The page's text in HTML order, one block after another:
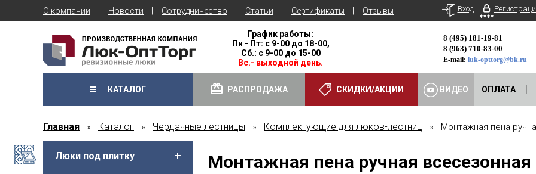
О компании Новости Сотрудничество Статьи Сертификаты Отзывы Вход
График работы:
Пн - Пт: с 9-00 до 18-00,
Сб.: с 9-00 до 15-00
Вс.- выходной день.
8 (495) 181-19-81
8 (963) 710-83-00
E-mail:luk-opttorg@bk.ru
КАТАЛОГ РАСПРОДАЖА СКИДКИ/АКЦИИ ВИДЕО ОПЛАТА
Главная » Каталог » Чердачные лестницы » Комплектующие для люков-лестниц » Монтажная пена
Люки под плитку Монтажная пена ручная